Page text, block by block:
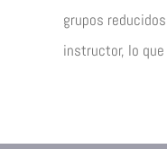
grupos
instructor, lo